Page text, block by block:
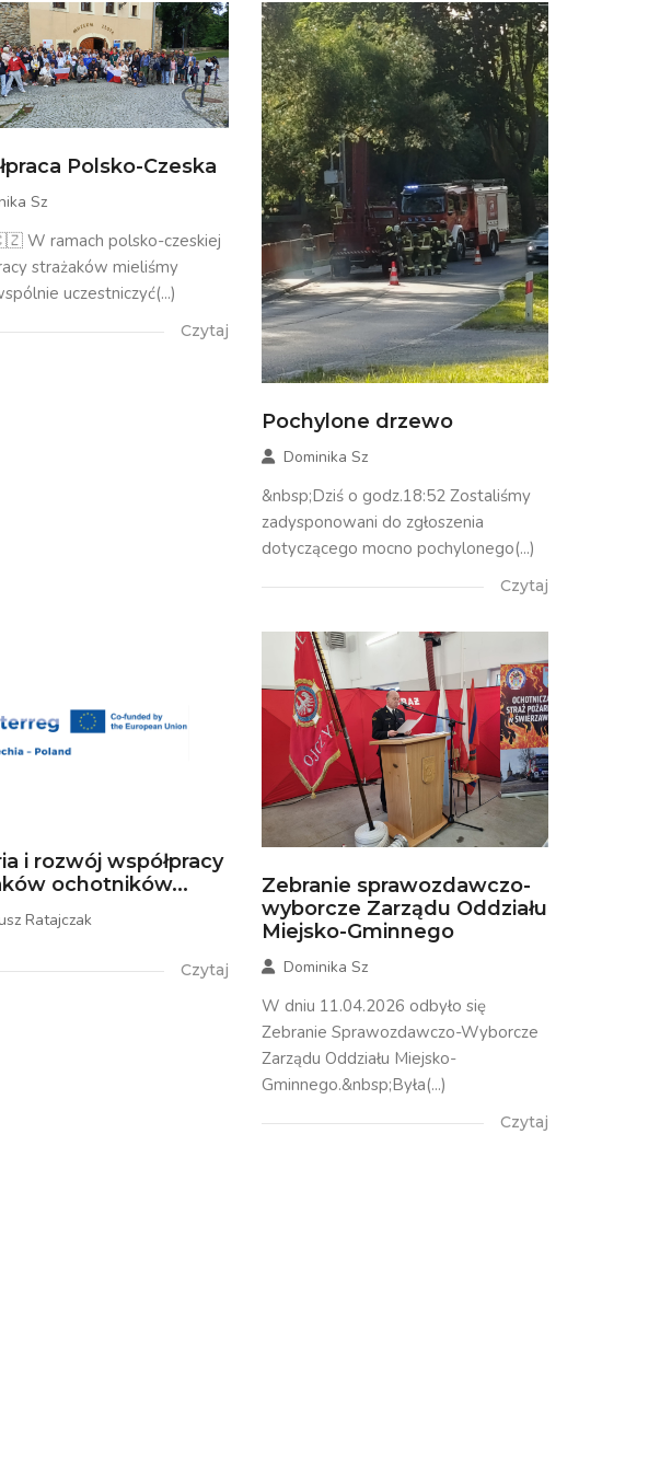
Polsko-Czeska
Sz
W ramach polsko-czeskiej
strażaków mieliśmy
uczestniczyć(...)
Czytaj
Pochylone drzewo
Dominika Sz
&nbsp;Dziś o godz.18:52 Zostaliśmy
zadysponowani do zgłoszenia
dotyczącego mocno pochylonego(...)
Czytaj
i rozwój współpracy
ochotników...
Ratajczak
Czytaj
Zebranie sprawozdawczo-
wyborcze Zarządu Oddziału
Miejsko-Gminnego
Dominika Sz
W dniu 11.04.2026 odbyło się
Zebranie Sprawozdawczo-Wyborcze
Zarządu Oddziału Miejsko-
Gminnego.&nbsp;Była(...)
Czytaj